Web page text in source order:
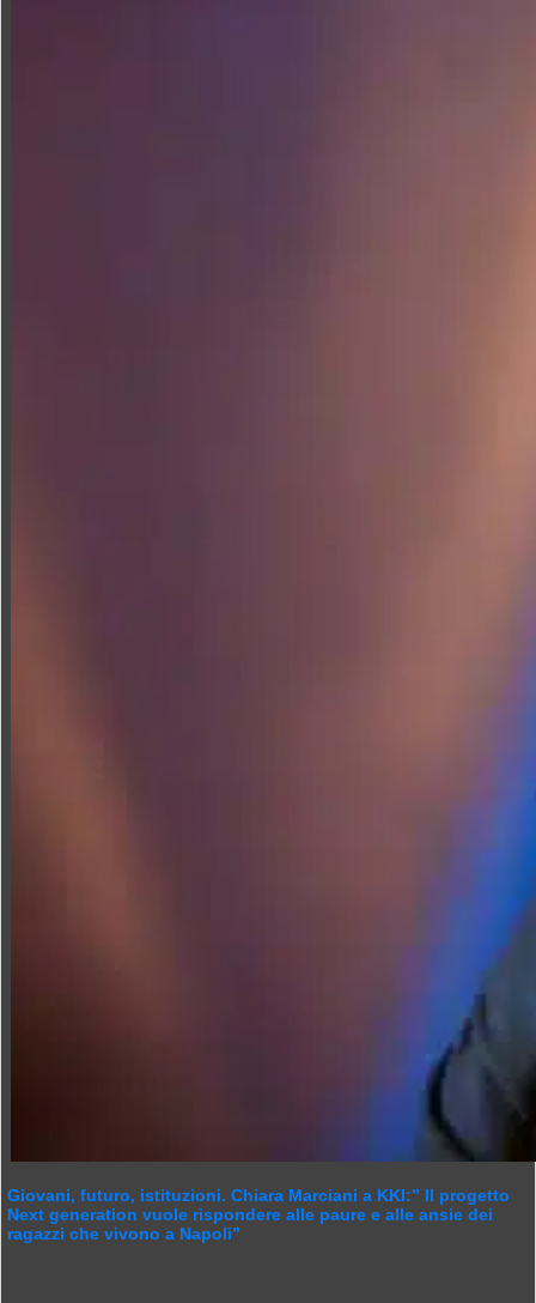
Giovani, futuro, istituzioni. Chiara Marciani a KKI:” Il progetto
Next generation vuole rispondere alle paure e alle ansie dei
ragazzi che vivono a Napoli”